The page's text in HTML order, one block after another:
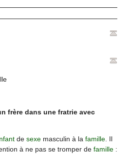
frère dans une fratrie avec
de sexemasculin à la famille. Il
à ne pas se tromper de famille: